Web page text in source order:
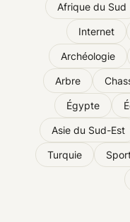
Afrique du Sud
Internet
Archéologie
Arbre
Égypte
Asie du Sud-Est
Turquie